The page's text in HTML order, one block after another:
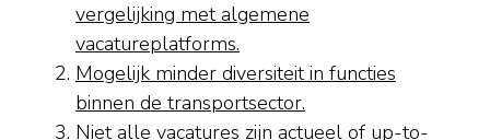
vergelijking met algemene
vacatureplatforms.
Mogelijk minder diversiteit in functies
binnen de transportsector.
Niet alle vacatures zijn actueel of up-to-